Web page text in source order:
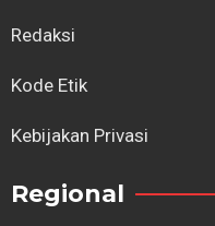
Redaksi
Kode Etik
Kebijakan Privasi
Regional